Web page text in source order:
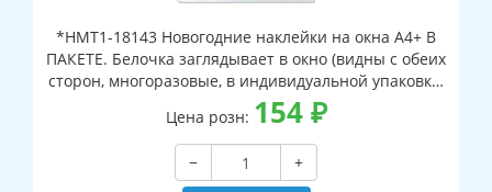
*НМТ1-18143 Новогодние наклейки на окна А4+ В
ПАКЕТЕ. Белочка заглядывает в окно (видны с обеих
сторон, многоразовые, в индивидуальной упаковке,
с европодвесом и клеевым клапаном)
Цена розн: 154₽
−
+